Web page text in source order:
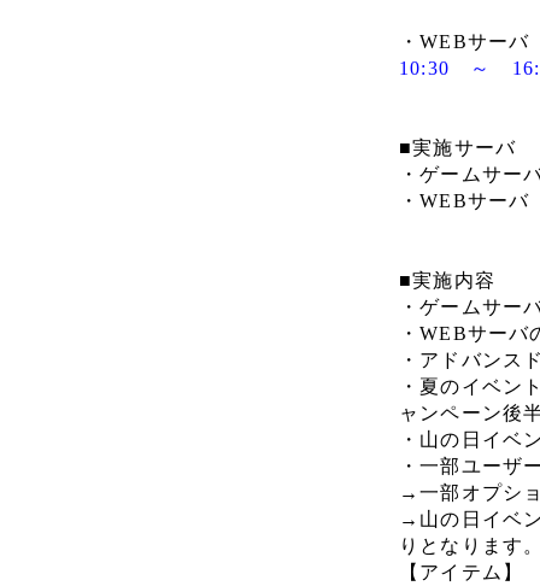
・WEBサーバ
10:30 ～
■実施サーバ
・ゲームサー
・WEBサーバ
■実施内容
・ゲームサー
・WEBサー
・アドバンス
・夏のイベン
ャンペーン後
・山の日イベ
・一部ユーザ
→一部オプシ
→山の日イベ
りとなります
【アイテム】